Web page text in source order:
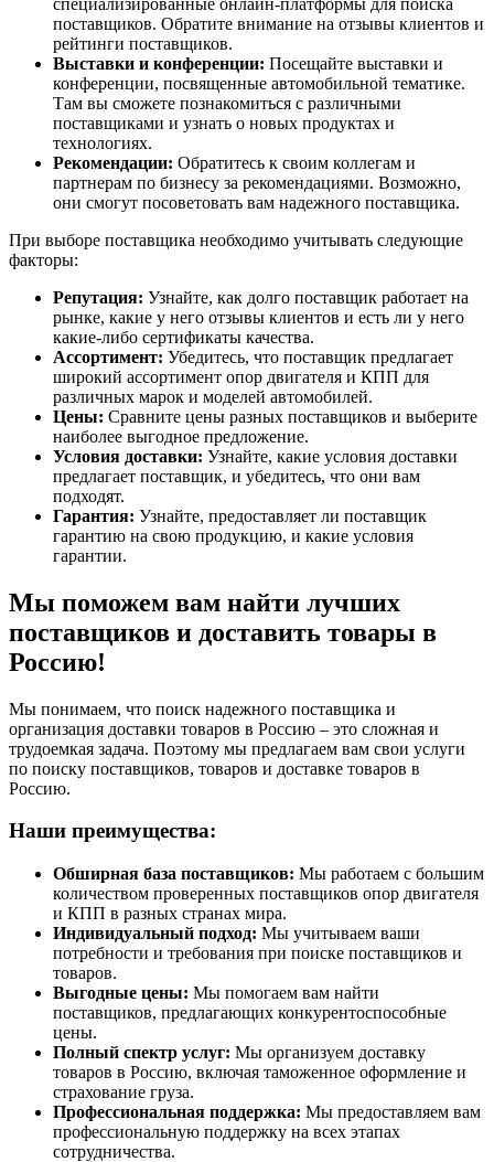
поставщиков. Обратите внимание на отзывы клиентов и
рейтинги поставщиков.
Выставки и конференции: Посещайте выставки и
конференции, посвященные автомобильной тематике.
Там вы сможете познакомиться с различными
поставщиками и узнать о новых продуктах и
технологиях.
Рекомендации: Обратитесь к своим коллегам и
партнерам по бизнесу за рекомендациями. Возможно,
они смогут посоветовать вам надежного поставщика.
При выборе поставщика необходимо учитывать следующие
факторы:
Репутация: Узнайте, как долго поставщик работает на
рынке, какие у него отзывы клиентов и есть ли у него
какие-либо сертификаты качества.
Ассортимент: Убедитесь, что поставщик предлагает
широкий ассортимент опор двигателя и КПП для
различных марок и моделей автомобилей.
Цены: Сравните цены разных поставщиков и выберите
наиболее выгодное предложение.
Условия доставки: Узнайте, какие условия доставки
предлагает поставщик, и убедитесь, что они вам
подходят.
Гарантия: Узнайте, предоставляет ли поставщик
гарантию на свою продукцию, и какие условия
гарантии.
Мы поможем вам найти лучших
поставщиков и доставить товары в
Россию!
Мы понимаем, что поиск надежного поставщика и
организация доставки товаров в Россию – это сложная и
трудоемкая задача. Поэтому мы предлагаем вам свои услуги
по поиску поставщиков, товаров и доставке товаров в
Россию.
Наши преимущества:
Обширная база поставщиков: Мы работаем с большим
количеством проверенных поставщиков опор двигателя
и КПП в разных странах мира.
Индивидуальный подход: Мы учитываем ваши
потребности и требования при поиске поставщиков и
товаров.
Выгодные цены: Мы помогаем вам найти
поставщиков, предлагающих конкурентоспособные
цены.
Полный спектр услуг: Мы организуем доставку
товаров в Россию, включая таможенное оформление и
страхование груза.
Профессиональная поддержка: Мы предоставляем вам
профессиональную поддержку на всех этапах
сотрудничества.